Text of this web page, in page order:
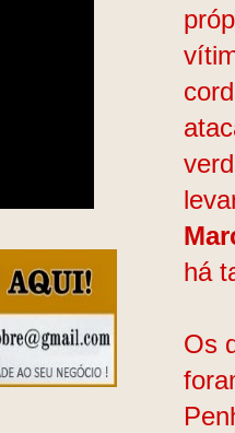
há
Os